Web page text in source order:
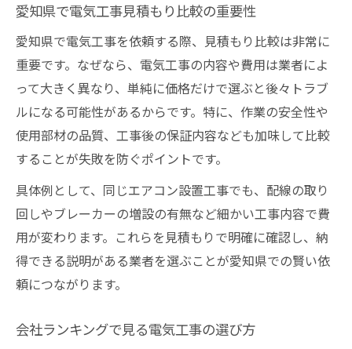
愛知県の登録業者から選ぶ安心の基準
評判の良い電気工事店を見極める方法
会社ランキングの使い方と注意点
現地調査が丁寧な電気工事店の特徴
評判が高い愛知県の電気工事とは
電気工事店の評判を客観的に比較する方法
愛知県の会社ランキングで信頼性を確認
登録業者一覧から選ぶ評判の良い業者
口コミと実績で選ぶ電気工事の安心感
近くの電気工事店の評価を調べるコツ
電気工事の相場や適正価格を知る方法
愛知県で電気工事見積もり比較の重要性
愛知県で電気工事を依頼する際、見積もり比較は非常に
重要です。なぜなら、電気工事の内容や費用は業者によ
って大きく異なり、単純に価格だけで選ぶと後々トラブ
ルになる可能性があるからです。特に、作業の安全性や
使用部材の品質、工事後の保証内容なども加味して比較
することが失敗を防ぐポイントです。
具体例として、同じエアコン設置工事でも、配線の取り
回しやブレーカーの増設の有無など細かい工事内容で費
用が変わります。これらを見積もりで明確に確認し、納
得できる説明がある業者を選ぶことが愛知県での賢い依
頼につながります。
会社ランキングで見る電気工事の選び方